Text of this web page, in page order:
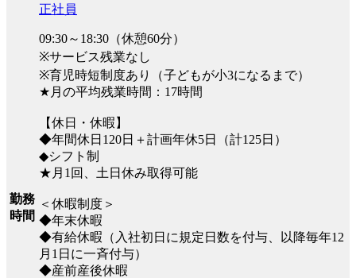
勤務
時間
正社員
09:30～18:30（休憩60分）
※サービス残業なし
※育児時短制度あり（子どもが小3になるまで）
★月の平均残業時間：17時間
【休日・休暇】
◆年間休日120日＋計画年休5日（計125日）
◆シフト制
★月1回、土日休み取得可能
＜休暇制度＞
◆年末休暇
◆有給休暇（入社初日に規定日数を付与、以降毎年12
月1日に一斉付与）
◆産前産後休暇